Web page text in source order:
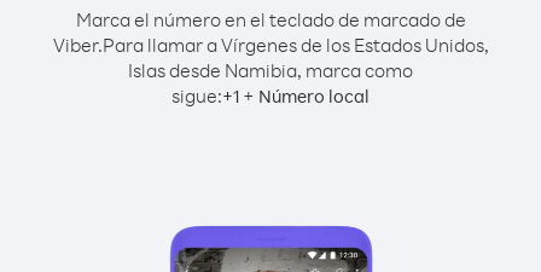
Marca el número en el teclado de marcado de
Viber.Para llamar a Vírgenes de los Estados Unidos,
Islas desde Namibia, marca como
sigue:+1 + Número local